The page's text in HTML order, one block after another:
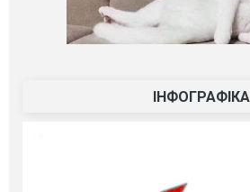
ІНФОГРАФІКА